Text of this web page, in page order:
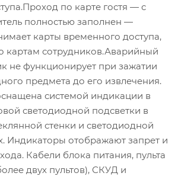
по карте гостя — с
полностью заполнен —
карты временного доступа,
картам сотрудников.Аварийный
не функционирует при зажатии
предмета до его извлечения.
системой индикации в
светодиодной подсветки в
стенки и светодиодной
Индикаторы отображают запрет и
Кабели блока питания, пульта
двух пультов), СКУД и